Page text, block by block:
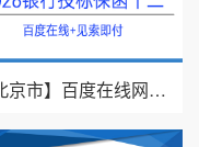
【北京市】百度在线网络技术（北京）有限公司/投标保函/2026银行投标保函十二